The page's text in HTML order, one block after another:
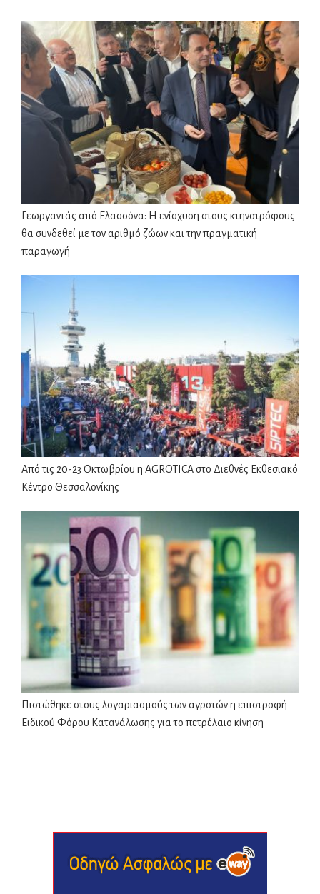
Γεωργαντάς από Ελασσόνα: Η ενίσχυση στους κτηνοτρόφους
θα συνδεθεί με τον αριθμό ζώων και την πραγματική
παραγωγή
Από τις 20-23 Οκτωβρίου η AGROTICA στο Διεθνές Εκθεσιακό
Κέντρο Θεσσαλονίκης
Πιστώθηκε στους λογαριασμούς των αγροτών η επιστροφή
Ειδικού Φόρου Κατανάλωσης για το πετρέλαιο κίνηση